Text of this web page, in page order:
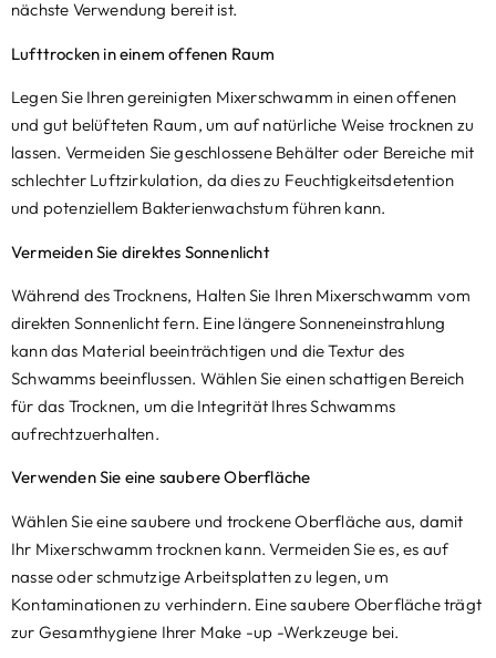
nächste Verwendung bereit ist.
Lufttrocken in einem offenen Raum
Legen Sie Ihren gereinigten Mixerschwamm in einen offenen
und gut belüfteten Raum, um auf natürliche Weise trocknen zu
lassen. Vermeiden Sie geschlossene Behälter oder Bereiche mit
schlechter Luftzirkulation, da dies zu Feuchtigkeitsdetention
und potenziellem Bakterienwachstum führen kann.
Vermeiden Sie direktes Sonnenlicht
Während des Trocknens, Halten Sie Ihren Mixerschwamm vom
direkten Sonnenlicht fern. Eine längere Sonneneinstrahlung
kann das Material beeinträchtigen und die Textur des
Schwamms beeinflussen. Wählen Sie einen schattigen Bereich
für das Trocknen, um die Integrität Ihres Schwamms
aufrechtzuerhalten.
Verwenden Sie eine saubere Oberfläche
Wählen Sie eine saubere und trockene Oberfläche aus, damit
Ihr Mixerschwamm trocknen kann. Vermeiden Sie es, es auf
nasse oder schmutzige Arbeitsplatten zu legen, um
Kontaminationen zu verhindern. Eine saubere Oberfläche trägt
zur Gesamthygiene Ihrer Make -up -Werkzeuge bei.